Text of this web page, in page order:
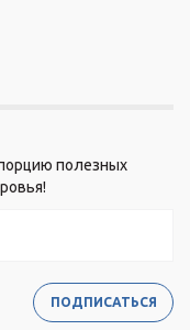
полезных